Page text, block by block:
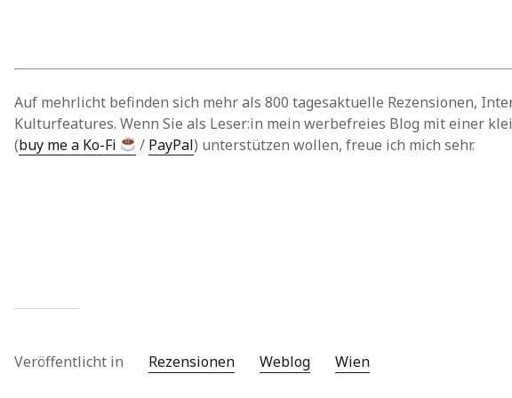
Auf mehrlicht befinden sich mehr als 800 tagesaktuelle Rezensionen,
Kulturfeatures. Wenn Sie als Leser:in mein werbefreies Blog mit einer
(buy me a Ko-Fi / PayPal) unterstützen wollen, freue ich mich sehr.
Veröffentlicht in Rezensionen Weblog Wien